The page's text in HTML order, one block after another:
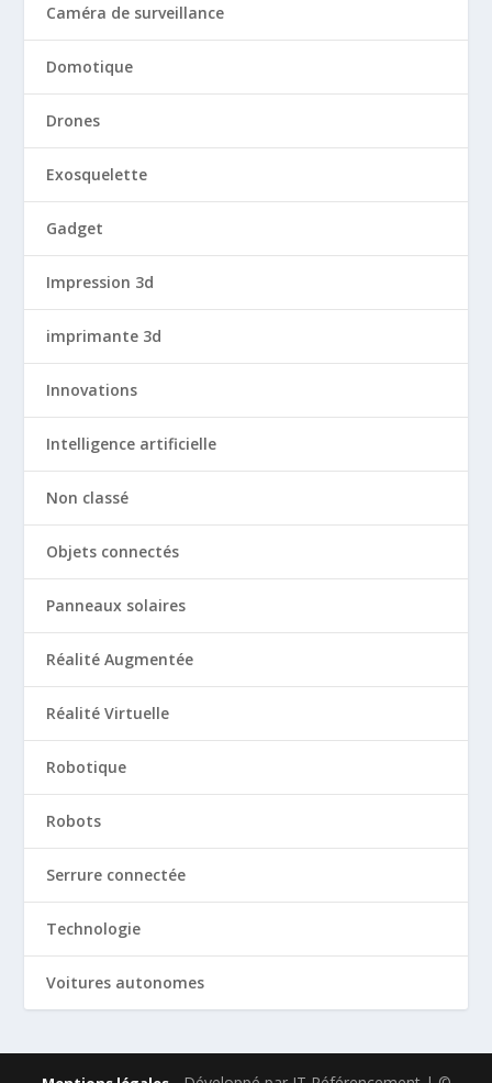
Caméra de surveillance
Domotique
Drones
Exosquelette
Gadget
Impression 3d
imprimante 3d
Innovations
Intelligence artificielle
Non classé
Objets connectés
Panneaux solaires
Réalité Augmentée
Réalité Virtuelle
Robotique
Robots
Serrure connectée
Technologie
Voitures autonomes